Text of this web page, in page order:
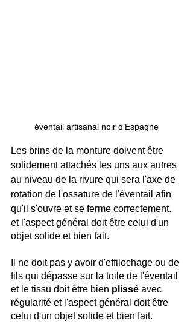
éventail artisanal noir d'Espagne
Les brins de la monture doivent être
solidement attachés les uns aux autres
au niveau de la rivure qui sera l'axe de
rotation de l'ossature de l'éventail afin
qu'il s'ouvre et se ferme correctement.
et l'aspect général doit être celui d'un
objet solide et bien fait.
Il ne doit pas y avoir d'effilochage ou de
fils qui dépasse sur la toile de l'éventail
et le tissu doit être bien plissé avec
régularité et l'aspect général doit être
celui d'un objet solide et bien fait.